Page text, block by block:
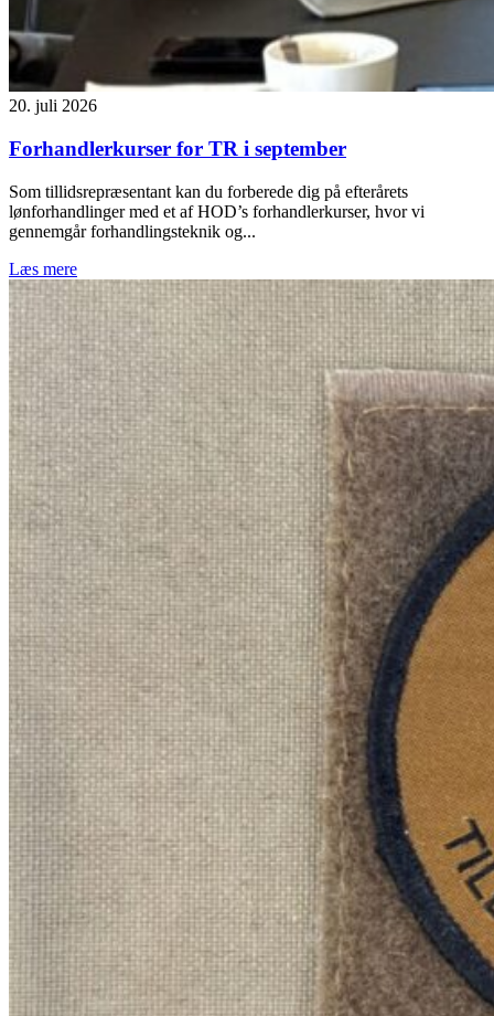
20. juli 2026
Forhandlerkurser for TR i september
Som tillidsrepræsentant kan du forberede dig på efterårets
lønforhandlinger med et af HOD’s forhandlerkurser, hvor vi
gennemgår forhandlingsteknik og...
Læs mere